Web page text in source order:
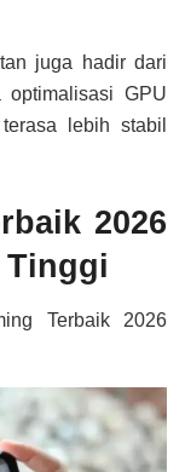
juga hadir dari
GPU
lebih stabil
2026
Tinggi
Terbaik 2026